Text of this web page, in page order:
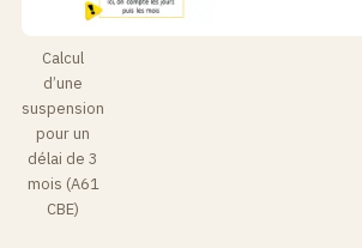
Calcul
d’une
suspension
pour un
délai de 3
mois (A61
CBE)